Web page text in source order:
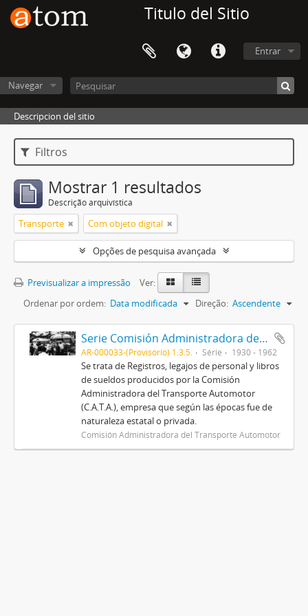
Titulo del Sitio
Entrar
Navegar
Descripcion del sitio
Filtros
Mostrar 1 resultados
Descrição arquivística
Transporte Com objeto digital
Opções de pesquisa avançada
Previsualizar a impressão
Ver:
Ordenar por ordem: Data modificada Direção: Ascendente
Serie Comisión Administradora del Transporte Automotor (C.A.T.A.)
AR-000033-(Provisorio) 1.3.5. Série 1930 - 1962
Se trata de Registros, legajos de personal y libros
de sueldos producidos por la Comisión
Administradora del Transporte Automotor
(C.A.T.A.), empresa que según las épocas fue de
naturaleza estatal o privada.
Comisión Administradora del Transporte Automotor